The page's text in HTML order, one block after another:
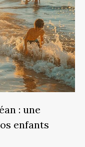
: une
enfants